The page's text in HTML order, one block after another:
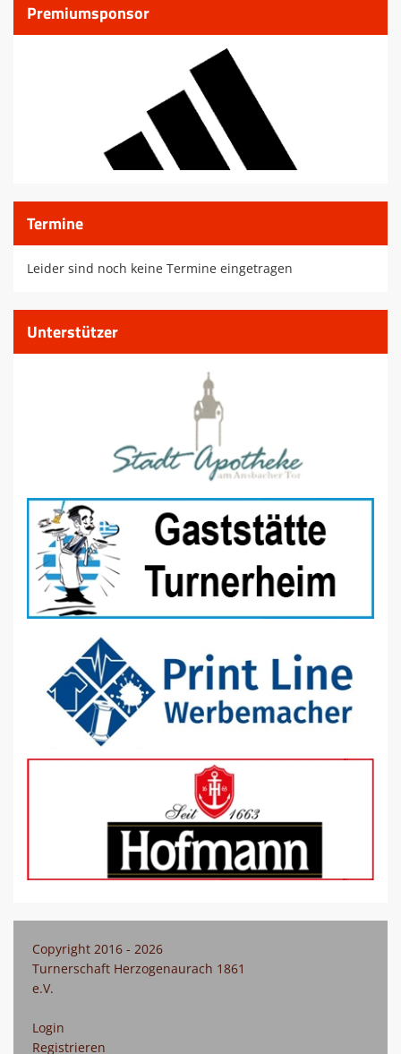
Premiumsponsor
Termine
Leider sind noch keine Termine eingetragen
Unterstützer
Copyright 2016 - 2026
Turnerschaft Herzogenaurach 1861
e.V.
Login
Registrieren